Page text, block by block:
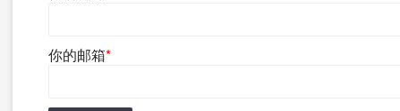
你的邮箱*